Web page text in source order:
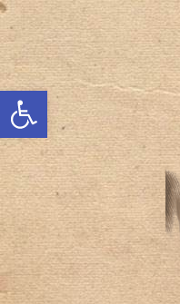
Deschide bara de unelte